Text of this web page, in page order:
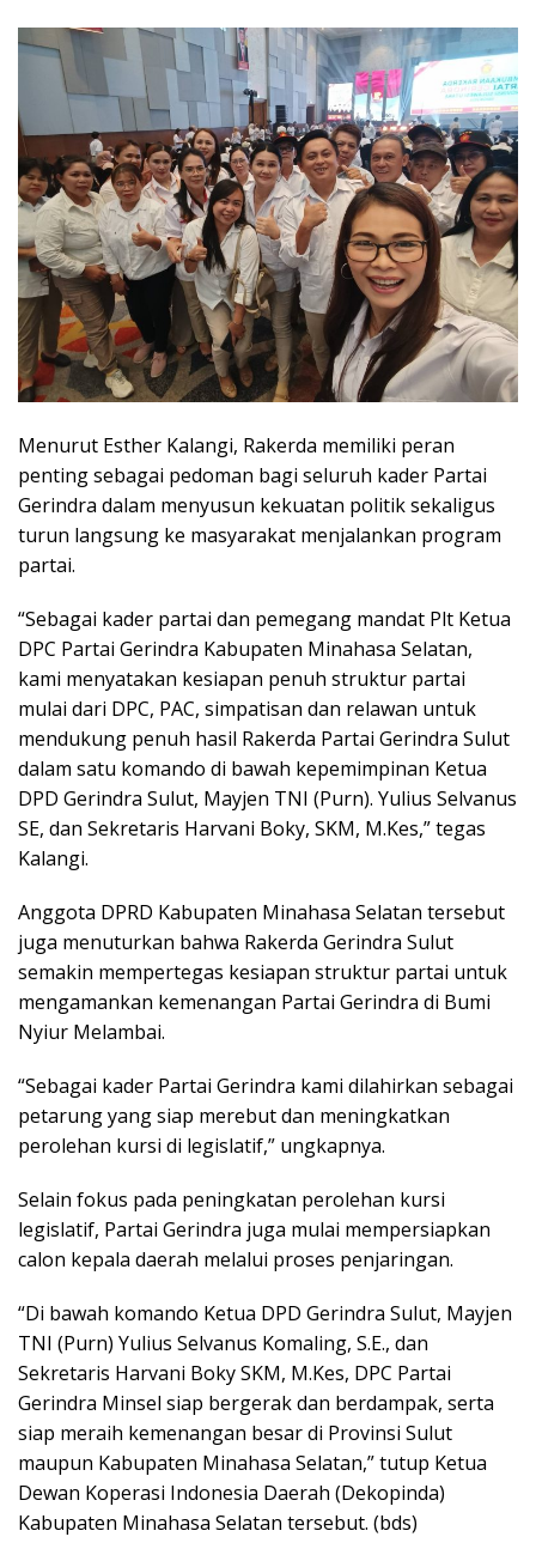
Menurut Esther Kalangi, Rakerda memiliki peran
penting sebagai pedoman bagi seluruh kader Partai
Gerindra dalam menyusun kekuatan politik sekaligus
turun langsung ke masyarakat menjalankan program
partai.
“Sebagai kader partai dan pemegang mandat Plt Ketua
DPC Partai Gerindra Kabupaten Minahasa Selatan,
kami menyatakan kesiapan penuh struktur partai
mulai dari DPC, PAC, simpatisan dan relawan untuk
mendukung penuh hasil Rakerda Partai Gerindra Sulut
dalam satu komando di bawah kepemimpinan Ketua
DPD Gerindra Sulut, Mayjen TNI (Purn). Yulius Selvanus
SE, dan Sekretaris Harvani Boky, SKM, M.Kes,” tegas
Kalangi.
Anggota DPRD Kabupaten Minahasa Selatan tersebut
juga menuturkan bahwa Rakerda Gerindra Sulut
semakin mempertegas kesiapan struktur partai untuk
mengamankan kemenangan Partai Gerindra di Bumi
Nyiur Melambai.
“Sebagai kader Partai Gerindra kami dilahirkan sebagai
petarung yang siap merebut dan meningkatkan
perolehan kursi di legislatif,” ungkapnya.
Selain fokus pada peningkatan perolehan kursi
legislatif, Partai Gerindra juga mulai mempersiapkan
calon kepala daerah melalui proses penjaringan.
“Di bawah komando Ketua DPD Gerindra Sulut, Mayjen
TNI (Purn) Yulius Selvanus Komaling, S.E., dan
Sekretaris Harvani Boky SKM, M.Kes, DPC Partai
Gerindra Minsel siap bergerak dan berdampak, serta
siap meraih kemenangan besar di Provinsi Sulut
maupun Kabupaten Minahasa Selatan,” tutup Ketua
Dewan Koperasi Indonesia Daerah (Dekopinda)
Kabupaten Minahasa Selatan tersebut. (bds)